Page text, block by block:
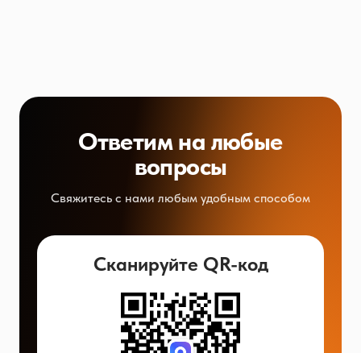
Ответим на любые
вопросы
Свяжитесь с нами любым удобным способом
Сканируйте QR-код